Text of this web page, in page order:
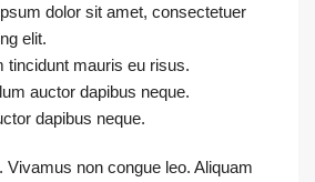
dolor sit amet, consectetuer
elit.
tincidunt mauris eu risus.
auctor dapibus neque.
dapibus neque.
Vivamus non congue leo. Aliquam